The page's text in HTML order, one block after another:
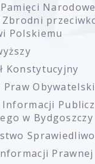
Zbrodni
Polskiemu
Konstytucyjny
Praw
w Bydgoszczy